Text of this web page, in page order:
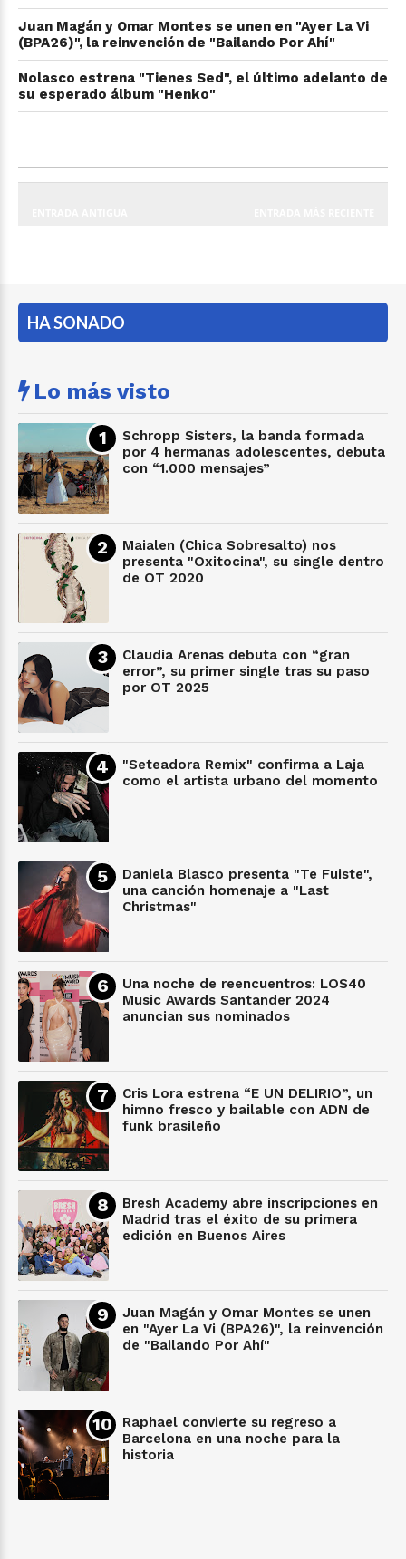
Juan Magán y Omar Montes se unen en "Ayer La Vi
(BPA26)", la reinvención de "Bailando Por Ahí"
Nolasco estrena "Tienes Sed", el último adelanto de
su esperado álbum "Henko"
HA SONADO
Lo más visto
Schropp Sisters, la banda formada
por 4 hermanas adolescentes, debuta
con “1.000 mensajes”
Maialen (Chica Sobresalto) nos
presenta "Oxitocina", su single dentro
de OT 2020
Claudia Arenas debuta con “gran
error”, su primer single tras su paso
por OT 2025
"Seteadora Remix" confirma a Laja
como el artista urbano del momento
Daniela Blasco presenta "Te Fuiste",
una canción homenaje a "Last
Christmas"
Una noche de reencuentros: LOS40
Music Awards Santander 2024
anuncian sus nominados
Cris Lora estrena “E UN DELIRIO”, un
himno fresco y bailable con ADN de
funk brasileño
Bresh Academy abre inscripciones en
Madrid tras el éxito de su primera
edición en Buenos Aires
Juan Magán y Omar Montes se unen
en "Ayer La Vi (BPA26)", la reinvención
de "Bailando Por Ahí"
Raphael convierte su regreso a
Barcelona en una noche para la
historia